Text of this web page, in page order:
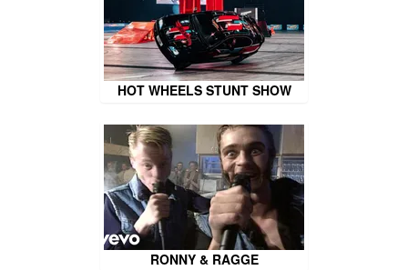
HOT WHEELS STUNT SHOW
RONNY & RAGGE